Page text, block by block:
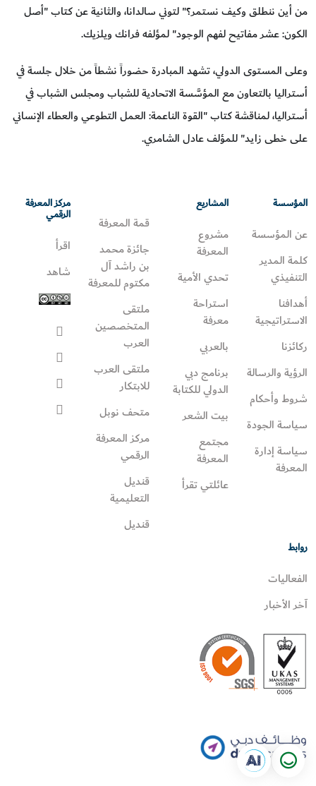
من أين ننطلق وكيف نستمر؟" لتوني سالدانا، والثانية عن كتاب "أصل
الكون: عشر مفاتيح لفهم الوجود" لمؤلفه فرانك ويلزيك.
وعلى المستوى الدولي، تشهد المبادرة حضوراً نشطاً من خلال جلسة في
أستراليا بالتعاون مع المؤسَّسة الاتحادية للشباب ومجلس الشباب في
أستراليا، لمناقشة كتاب "القوة الناعمة: العمل التطوعي والعطاء الإنساني
على خطى زايد" للمؤلف عادل الشامري.
المؤسسة
عن المؤسسة
كلمة المدير
التنفيذي
أهدافنا
الاستراتيجية
ركائزنا
الرؤية والرسالة
شروط وأحكام
سياسة الجودة
سياسة إدارة
المعرفة
المشاريع
مشروع
المعرفة
تحدي الأمية
استراحة
معرفة
بالعربي
برنامج دبي
الدولي للكتابة
بيت الشعر
مجتمع
المعرفة
عائلتي تقرأ‎
قمة المعرفة
جائزة محمد
بن راشد آل
مكتوم للمعرفة
ملتقى
المتخصصين
العرب
ملتقى العرب
للابتكار
متحف نوبل
مركز المعرفة
الرقمي
قنديل
التعليمية
قنديل
مركز المعرفة
الرقمي
اقرأ
شاهد
روابط
الفعاليات
آخر الأخبار